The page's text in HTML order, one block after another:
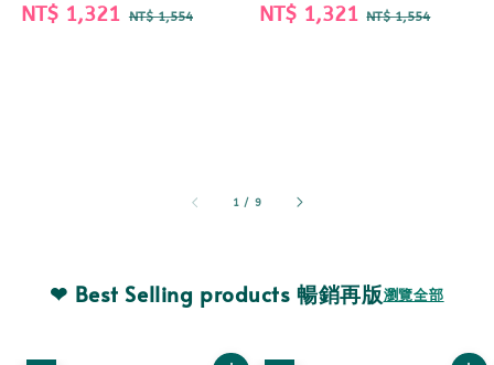
Sale
NT$ 1,321 Regular
NT$ 1,554
Sale
NT$ 1,321 Regular
NT$ 1,554
1 / 9
❤ Best Selling products 暢銷再版瀏覽全部